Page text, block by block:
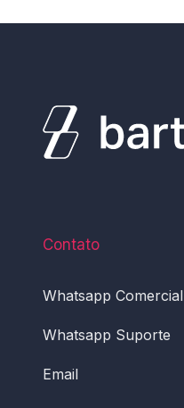
Contato
Whatsapp Comercial
Whatsapp Suporte
Email